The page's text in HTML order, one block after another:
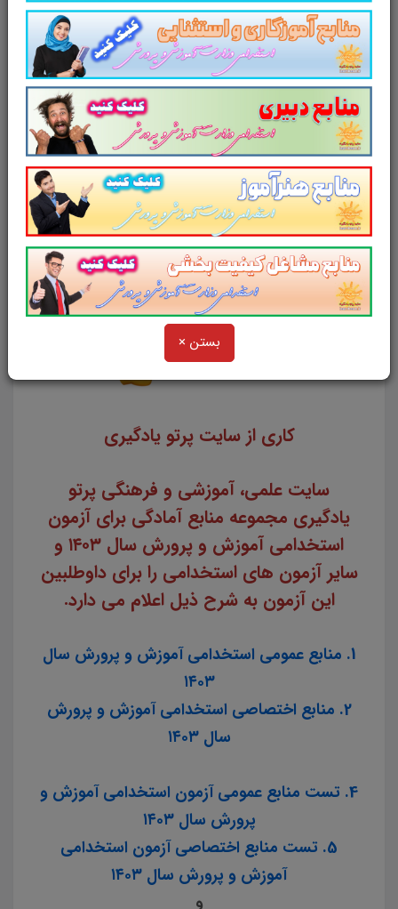
بستن ×
تست کتاب راهنما معلم علوم تجربی
پایه هفتم کد 77
تست کتاب راهنما معلم علوم تجربی
پایه هشتم کد 84
تست کتاب راهنما معلم علوم تجربی
پایه نهم کد 90
کاری از سایت پرتو یادگیری
سایت علمی، آموزشی و فرهنگی پرتو
یادگیری مجموعه منابع آمادگی برای آزمون
استخدامی آموزش و پرورش سال ۱۴۰۳ و
سایر آزمون های استخدامی را برای داوطلبین
این آزمون به شرح ذیل اعلام می دارد.
1. منابع عمومی استخدامی آموزش و پرورش سال
۱۴۰۳
2. منابع اختصاصی استخدامی آموزش و پرورش
سال ۱۴۰۳
4. تست منابع عمومی آزمون استخدامی آموزش و
پرورش سال ۱۴۰۳
5. تست منابع اختصاصی آزمون استخدامی
آموزش و پرورش سال ۱۴۰۳
و